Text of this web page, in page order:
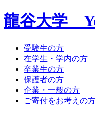
龍谷大学
受験生の方
在学生・学内の方
卒業生の方
保護者の方
企業・一般の方
ご寄付をお考えの